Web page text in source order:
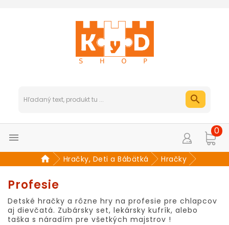

0
Hračky, Deti a Bábätká Hračky
Profesie
Detské hračky a rôzne hry na profesie pre chlapcov
aj dievčatá. Zubársky set, lekársky kufrík, alebo
taška s náradím pre všetkých majstrov !